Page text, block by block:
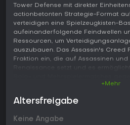
Tower Defense mit direkter
actionbetonten Strategie-Format
verteidigen eine Spielzeugkisten-
aufeinanderfolgende Feindwellen
Ressourcen, um
auszubauen. Das Assassin's Creed
Fraktion ein, die auf Assassinen
Renaissance setzt und es
Spielzeugarmeen antreten zu lassen.
Gameplay
Im Mittelpunkt steht die
+Mehr
Altersfreigabe
Keine Angabe